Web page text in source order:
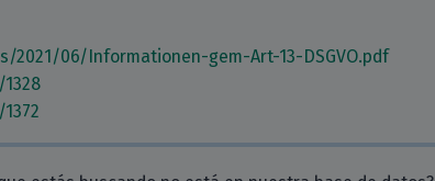
06/Informationen-gem-Art-13-DSGVO.pdf